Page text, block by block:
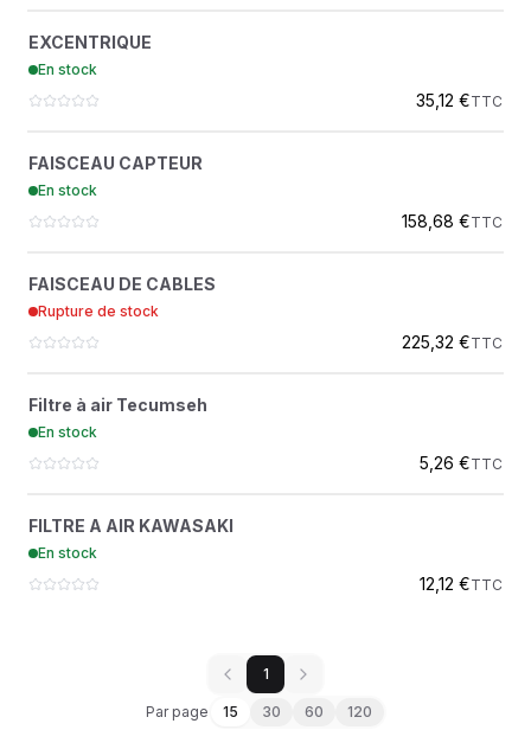
EXCENTRIQUE
En stock
35,12 €TTC
FAISCEAU CAPTEUR
En stock
158,68 €TTC
FAISCEAU DE CABLES
Rupture de stock
225,32 €TTC
Filtre à air Tecumseh
En stock
5,26 €TTC
30-054
FILTRE A AIR KAWASAKI
En stock
12,12 €TTC
1
Par page 15 30 60 120